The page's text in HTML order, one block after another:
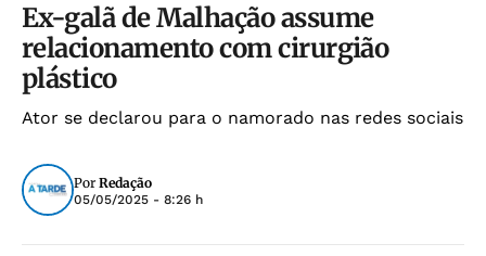
Ex-galã de Malhação assume
relacionamento com cirurgião
plástico
Ator se declarou para o namorado nas redes sociais
Por Redação
05/05/2025 - 8:26 h